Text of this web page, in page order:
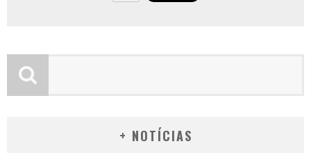
+ NOTÍCIAS